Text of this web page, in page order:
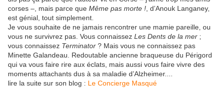
corses –, mais parce que Même pas morte ! , d’Anouk Langaney,
est génial, tout simplement.
Je vous souhaite de ne jamais rencontrer une mamie pareille, ou
vous ne survivrez pas. Vous connaissez Les Dents de la mer ;
vous connaissez Terminator ? Mais vous ne connaissez pas
Minette Galandeau. Redoutable ancienne braqueuse du Périgord
qui va vous faire rire aux éclats, mais aussi vous faire vivre des
moments attachants dus à sa maladie d’Alzheimer....
lire la suite sur son blog : Le Concierge Masqué